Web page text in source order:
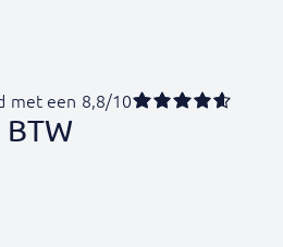
met een 8,8/10